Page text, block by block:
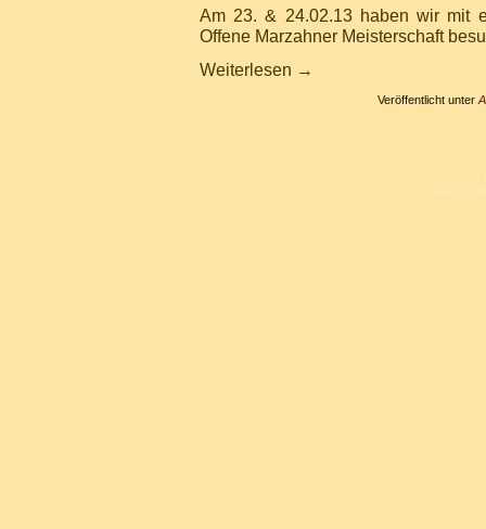
Am 23. & 24.02.13 haben wir mit
Offene Marzahner Meisterschaft
Weiterlesen →
Veröffentlicht unter